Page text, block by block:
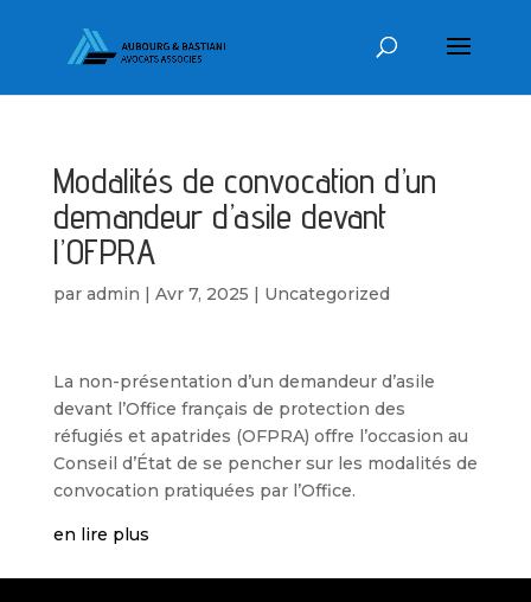
Modalités de convocation d’un
demandeur d’asile devant
l’OFPRA
par admin | Avr 7, 2025 | Uncategorized
La non-présentation d’un demandeur d’asile
devant l’Office français de protection des
réfugiés et apatrides (OFPRA) offre l’occasion au
Conseil d’État de se pencher sur les modalités de
convocation pratiquées par l’Office.
en lire plus